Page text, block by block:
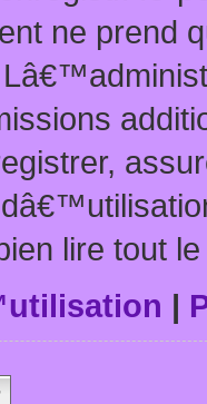
ne prend
lire tout
|